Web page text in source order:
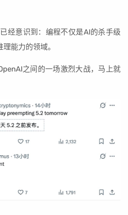
经意识到：编程不仅是AI的杀手级
能力的领域。
之间的一场激烈大战，马上就